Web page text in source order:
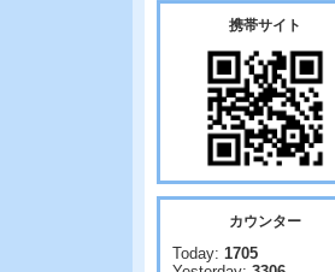
携帯サイト
カウンター
Today: 1705